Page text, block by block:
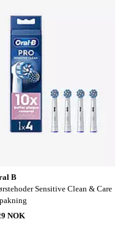
B
Sensitive Clean & Care
NOK